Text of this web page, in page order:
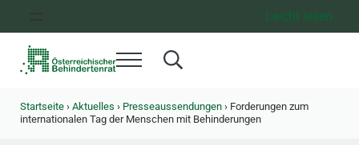
Leicht lesen
Menü Search...
Startseite › Aktuelles › Presseaussendungen ›Forderungen zum
internationalen Tag der Menschen mit Behinderungen